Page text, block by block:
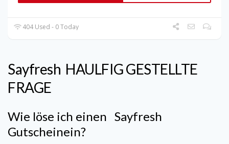
404 Used - 0 Today
Sayfresh HAULFIG GESTELLTE
FRAGE
Wie löse ich einen Sayfresh
Gutscheinein?